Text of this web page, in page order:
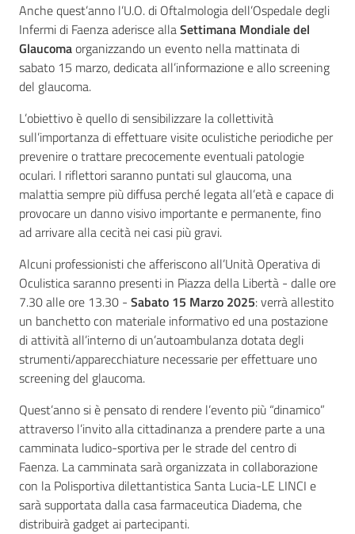
Seguici
su
Anche quest’anno l’U.O. di Oftalmologia dell’Ospedale degli
Infermi di Faenza aderisce allaSettimana Mondiale del
Glaucomaorganizzando un evento nella mattinata di
sabato 15 marzo, dedicata all’informazione e allo screening
del glaucoma.
L’obiettivo è quello di sensibilizzare la collettività
sull’importanza di effettuare visite oculistiche periodiche per
prevenire o trattare precocemente eventuali patologie
oculari. I riflettori saranno puntati sul glaucoma, una
malattia sempre più diffusa perché legata all’età e capace di
provocare un danno visivo importante e permanente, fino
ad arrivare alla cecità nei casi più gravi.
Alcuni professionisti che afferiscono all’Unità Operativa di
Oculistica saranno presenti in Piazza della Libertà - dalle ore
7.30 alle ore 13.30 - Sabato 15 Marzo 2025: verrà allestito
un banchetto con materiale informativo ed una postazione
di attività all’interno di un’autoambulanza dotata degli
strumenti/apparecchiature necessarie per effettuare uno
screening del glaucoma.
Quest’anno si è pensato di rendere l’evento più “dinamico”
attraverso l’invito alla cittadinanza a prendere parte a una
camminata ludico-sportiva per le strade del centro di
Faenza. La camminata sarà organizzata in collaborazione
con la Polisportiva dilettantistica Santa Lucia-LE LINCI e
sarà supportata dalla casa farmaceutica Diadema, che
distribuirà gadget ai partecipanti.